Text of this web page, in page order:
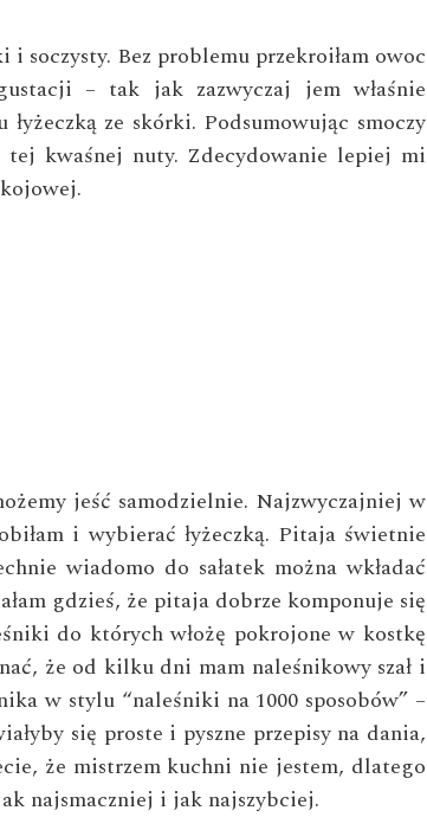
soczysty. Bez problemu przekroiłam owoc
– tak jak zazwyczaj jem właśnie
ze skórki. Podsumowując smoczy
kwaśnej nuty. Zdecydowanie lepiej mi
jeść samodzielnie. Najzwyczajniej w
i wybierać łyżeczką. Pitaja świetnie
wiadomo do sałatek można wkładać
gdzieś, że pitaja dobrze komponuje się
do których włożę pokrojone w kostkę
że od kilku dni mam naleśnikowy szał i
w stylu “naleśniki na 1000 sposobów” –
się proste i pyszne przepisy na dania,
że mistrzem kuchni nie jestem, dlatego
najsmaczniej i jak najszybciej.